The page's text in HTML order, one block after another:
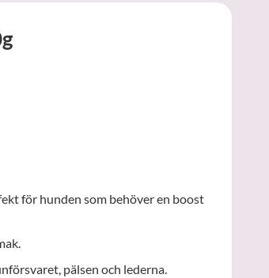
för hunden som behöver en boost
pälsen och lederna.